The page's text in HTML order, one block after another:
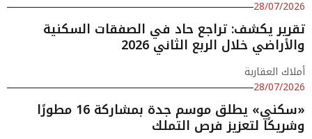
28/07/2026
تقرير يكشف: تراجع حاد في الصفقات السكنية
والأراضي خلال الربع الثاني 2026
أملاك العقارية
28/07/2026
«سكني» يطلق موسم جدة بمشاركة 16 مطورًا
وشريكًا لتعزيز فرص التملك